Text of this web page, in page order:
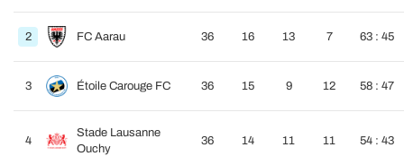
2 FC Aarau 36 16 13 7 63 : 45
3 Étoile Carouge FC 36 15 9 12 58 : 47
4
Stade Lausanne
Ouchy
36 14 11 11 54 : 43